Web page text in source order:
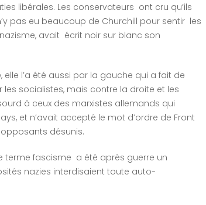
libérales. Les conservateurs ont cru qu’ils
pas eu beaucoup de Churchill pour sentir les
avait écrit noir sur blanc son
l’a été aussi par la gauche qui a fait de
socialistes, mais contre la droite et les
à ceux des marxistes allemands qui
et n’avait accepté le mot d’ordre de Front
opposants désunis.
terme fascisme a été après guerre un
nazies interdisaient toute auto-